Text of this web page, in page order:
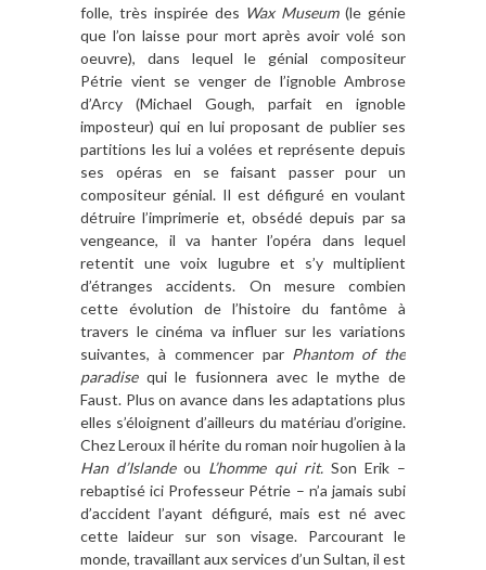
folle, très inspirée des Wax Museum(le génie
que l’on laisse pour mort après avoir volé son
oeuvre), dans lequel le génial compositeur
Pétrie vient se venger de l’ignoble Ambrose
d’Arcy (Michael Gough, parfait en ignoble
imposteur) qui en lui proposant de publier ses
partitions les lui a volées et représente depuis
ses opéras en se faisant passer pour un
compositeur génial. Il est défiguré en voulant
détruire l’imprimerie et, obsédé depuis par sa
vengeance, il va hanter l’opéra dans lequel
retentit une voix lugubre et s’y multiplient
d’étranges accidents. On mesure combien
cette évolution de l’histoire du fantôme à
travers le cinéma va influer sur les variations
suivantes, à commencer par Phantom of the
paradisequi le fusionnera avec le mythe de
Faust. Plus on avance dans les adaptations plus
elles s’éloignent d’ailleurs du matériau d’origine.
Chez Leroux il hérite du roman noir hugolien à la
Han d’Islandeou L’homme qui rit. Son Erik –
rebaptisé ici Professeur Pétrie – n’a jamais subi
d’accident l’ayant défiguré, mais est né avec
cette laideur sur son visage. Parcourant le
monde, travaillant aux services d’un Sultan, il est